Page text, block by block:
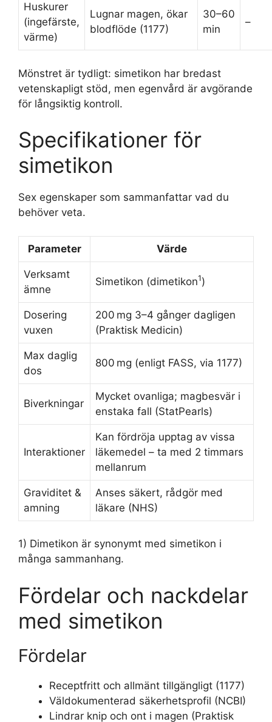
Huskurer
(ingefärste,
värme)
Lugnar magen, ökar
blodflöde (1177)
30–60
min
–
Mönstret är tydligt: simetikon har bredast
vetenskapligt stöd, men egenvård är avgörande
för långsiktig kontroll.
Specifikationer för
simetikon
Sex egenskaper som sammanfattar vad du
behöver veta.
Parameter Värde
Verksamt
ämne
Simetikon (dimetikon1)
Dosering
vuxen
200 mg 3–4 gånger dagligen
(Praktisk Medicin)
Max daglig
dos
800 mg (enligt FASS, via 1177)
Biverkningar
Mycket ovanliga; magbesvär i
enstaka fall (StatPearls)
Interaktioner
Kan fördröja upptag av vissa
läkemedel – ta med 2 timmars
mellanrum
Graviditet &
amning
Anses säkert, rådgör med
läkare (NHS)
1) Dimetikon är synonymt med simetikon i
många sammanhang.
Fördelar och nackdelar
med simetikon
Fördelar
Receptfritt och allmänt tillgängligt (1177)
Väldokumenterad säkerhetsprofil (NCBI)
Lindrar knip och ont i magen (Praktisk